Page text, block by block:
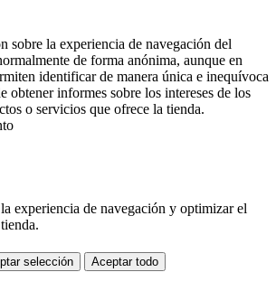
sobre la experiencia de navegación del
de forma anónima, aunque en
identificar de manera única e inequívoca
obtener informes sobre los intereses de los
o servicios que ofrece la tienda.
experiencia de navegación y optimizar el
selección Aceptar todo